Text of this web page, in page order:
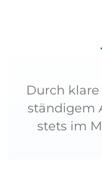
Durch
ständigem
stets im